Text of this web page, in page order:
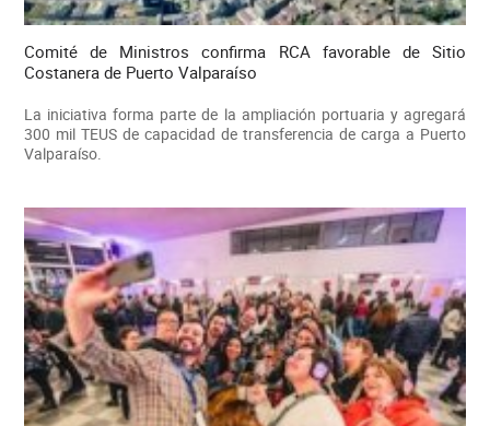
Comité de Ministros confirma RCA favorable de Sitio
Costanera de Puerto Valparaíso
La iniciativa forma parte de la ampliación portuaria y agregará
300 mil TEUS de capacidad de transferencia de carga a Puerto
Valparaíso.